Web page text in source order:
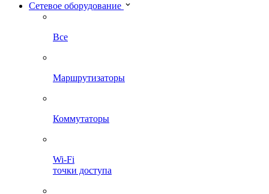
Сетевое оборудование
Все
Маршрутизаторы
Коммутаторы
Wi-Fi
точки доступа